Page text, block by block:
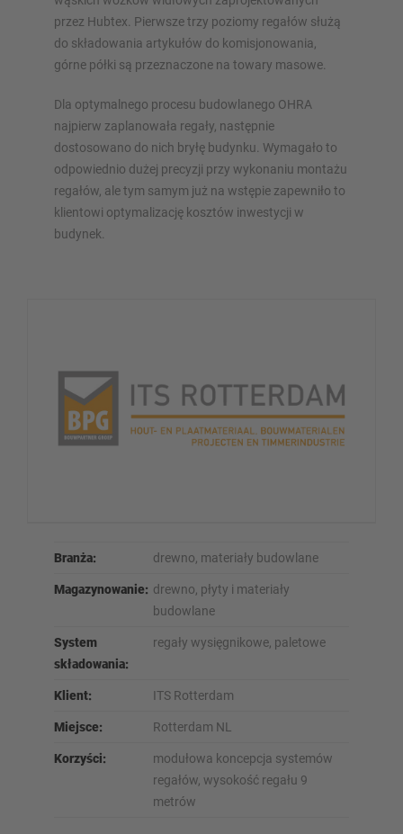
przez Hubtex. Pierwsze trzy poziomy regałów służą
do składowania artykułów do komisjonowania,
górne półki są przeznaczone na towary masowe.
Dla optymalnego procesu budowlanego OHRA
najpierw zaplanowała regały, następnie
dostosowano do nich bryłę budynku. Wymagało to
odpowiednio dużej precyzji przy wykonaniu montażu
regałów, ale tym samym już na wstępie zapewniło to
klientowi optymalizację kosztów inwestycji w
budynek.
Branża: drewno, materiały budowlane
Magazynowanie: drewno, płyty i materiały
budowlane
System
składowania:
regały wysięgnikowe, paletowe
Klient: ITS Rotterdam
Miejsce: Rotterdam NL
Korzyści:
modułowa koncepcja systemów
regałów, wysokość regału 9
metrów